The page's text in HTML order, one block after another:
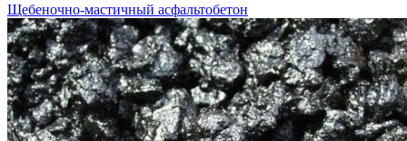
Щебеночно-мастичный асфальтобетон